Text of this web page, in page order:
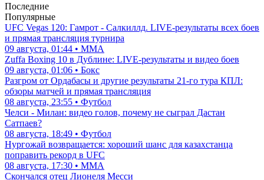
Последние
Популярные
UFC Vegas 120: Гамрот - Салкиллд. LIVE-результаты всех боев
и прямая трансляция турнира
09 августа, 01:44 • ММА
Zuffa Boxing 10 в Дублине: LIVE-результаты и видео боев
09 августа, 01:06 • Бокс
Разгром от Ордабасы и другие результаты 21-го тура КПЛ:
обзоры матчей и прямая трансляция
08 августа, 23:55 • Футбол
Челси - Милан: видео голов, почему не сыграл Дастан
Сатпаев?
08 августа, 18:49 • Футбол
Нургожай возвращается: хороший шанс для казахстанца
поправить рекорд в UFC
08 августа, 17:30 • ММА
Скончался отец Лионеля Месси